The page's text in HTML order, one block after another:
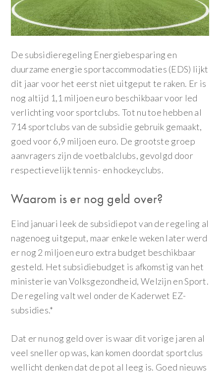
De subsidieregeling Energiebesparing en
duurzame energie sportaccommodaties (EDS) lijkt
dit jaar voor het eerst niet uitgeput te raken. Er is
nog altijd 1,1 miljoen euro beschikbaar voor led
verlichting voor sportclubs. Tot nu toe hebben al
714 sportclubs van de subsidie gebruik gemaakt,
goed voor 6,9 miljoen euro. De grootste groep
aanvragers zijn de voetbalclubs, gevolgd door
respectievelijk tennis- en hockeyclubs.
Waarom is er nog geld over?
Eind januari leek de subsidiepot van de regeling al
nagenoeg uitgeput, maar enkele weken later werd
er nog 2 miljoen euro extra budget beschikbaar
gesteld. Het subsidiebudget is afkomstig van het
ministerie van Volksgezondheid, Welzijn en Sport.
De regeling valt wel onder de Kaderwet EZ-
subsidies.*
Dat er nu nog geld over is waar dit vorige jaren al
veel sneller op was, kan komen doordat sportclus
wellicht denken dat de pot al leeg is. Goed nieuws